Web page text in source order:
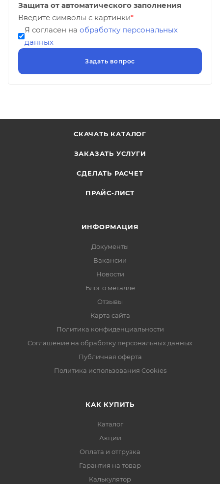
Защита от автоматического заполнения
Введите символы с картинки*
Я согласен на обработку персональных
данных
СКАЧАТЬ КАТАЛОГ
ЗАКАЗАТЬ УСЛУГИ
СДЕЛАТЬ РАСЧЕТ
ПРАЙС-ЛИСТ
ИНФОРМАЦИЯ
Документы
Вакансии
Новости
Блог о металле
Отзывы
Карта сайта
Политика конфиденциальности
Соглашение на обработку персональных данных
Публичная оферта
Политика использования Cookies
КАК КУПИТЬ
Каталог
Акции
Оплата и отгрузка
Гарантия на товар
Калькулятор